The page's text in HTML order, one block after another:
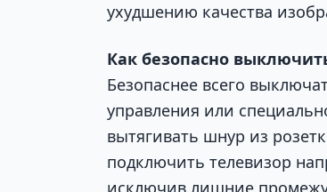
ухудшению качества
Как безопасно
Безопаснее всего
управления или
вытягивать шнур из
подключить телевизор